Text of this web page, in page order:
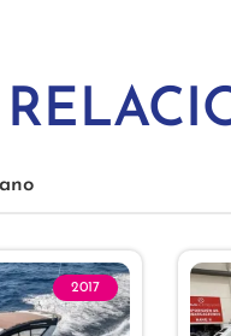
2017